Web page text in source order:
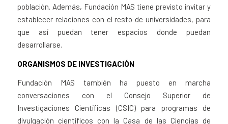
población. Además, Fundación MAS tiene previsto invitar y
establecer relaciones con el resto de universidades, para
que así puedan tener espacios donde puedan
desarrollarse.
ORGANISMOS DE INVESTIGACIÓN
Fundación MAS también ha puesto en marcha
conversaciones con el Consejo Superior de
Investigaciones Científicas (CSIC) para programas de
divulgación científicos con la Casa de las Ciencias de